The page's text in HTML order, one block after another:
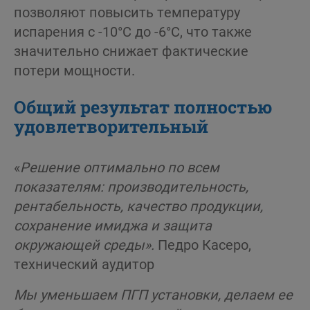
позволяют повысить температуру
испарения с -10°C до -6°C, что также
значительно снижает фактические
потери мощности.
Общий результат полностью
удовлетворительный
«Решение оптимально по всем
показателям: производительность,
рентабельность, качество продукции,
сохранение имиджа и защита
окружающей среды». Педро Касеро,
технический аудитор
Мы уменьшаем ПГП установки, делаем ее